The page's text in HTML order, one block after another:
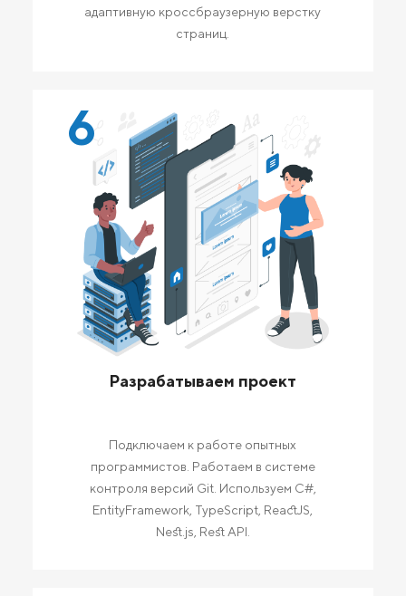
адаптивную кроссбраузерную верстку
страниц.
6
Разрабатываем проект
Подключаем к работе опытных
программистов. Работаем в системе
контроля версий Git. Используем C#,
EntityFramework, TypeScript, ReactJS,
Nest.js, Rest API.